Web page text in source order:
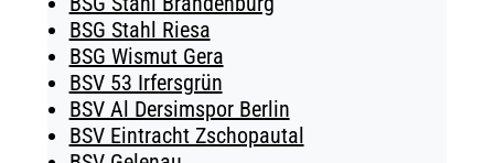
BSG Stahl Riesa
BSG Wismut Gera
BSV 53 Irfersgrün
BSV Al Dersimspor Berlin
BSV Eintracht Zschopautal